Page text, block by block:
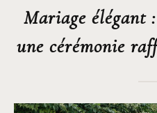
Mariage élégant
une cérémonie